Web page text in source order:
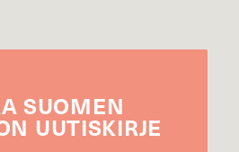
SUOMEN
UUTIS­KIRJE